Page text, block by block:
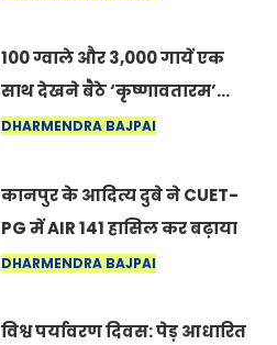
100 ग्वाले और 3,000 गायें एक
साथ देखने बैठे ‘कृष्णावतारम’…
नागपुर में दिखा ऐसा नज़ारा कि
कर सकते हैं”
DHARMENDRA BAJPAI
कानपुर के आदित्य दुबे ने CUET-
PG में AIR 141 हासिल कर बढ़ाया
शहर का मान
DHARMENDRA BAJPAI
विश्व पर्यावरण दिवस: पेड़ आधारित